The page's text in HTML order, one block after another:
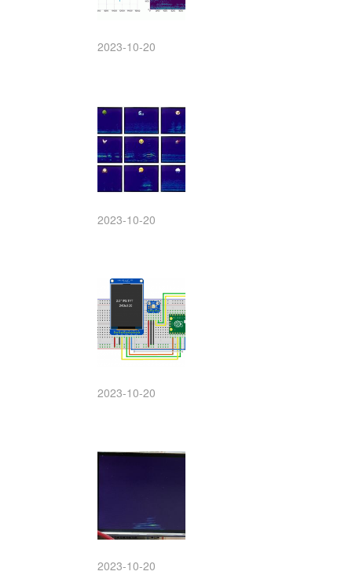
2023-10-20
2023-10-20
2023-10-20
2023-10-20